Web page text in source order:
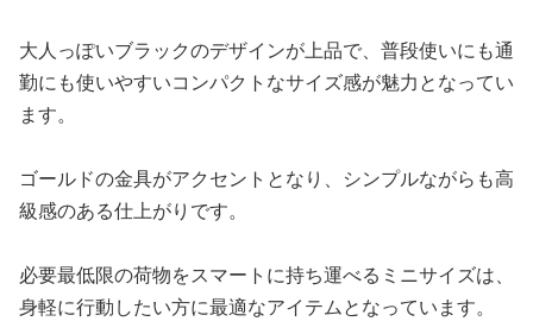
大人っぽいブラックのデザインが上品で、普段使いにも通
勤にも使いやすいコンパクトなサイズ感が魅力となってい
ます。
ゴールドの金具がアクセントとなり、シンプルながらも高
級感のある仕上がりです。
必要最低限の荷物をスマートに持ち運べるミニサイズは、
身軽に行動したい方に最適なアイテムとなっています。